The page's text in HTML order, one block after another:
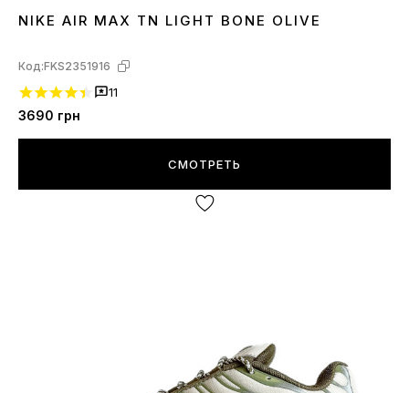
4041 44
NIKE AIR MAX TN LIGHT BONE OLIVE
Код:FKS2351916
11
3690 грн
СМОТРЕТЬ